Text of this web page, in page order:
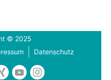
© 2025
Datenschutz